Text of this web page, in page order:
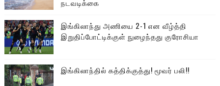
நடவடிக்கை
இங்கிலாந்து அணியை 2-1 என வீழ்த்தி
இறுதிப்போட்டிக்குள் நுழைந்தது குரோசியா
இங்கிலாந்தில் கத்திக்குத்து! மூவர் பலி!!